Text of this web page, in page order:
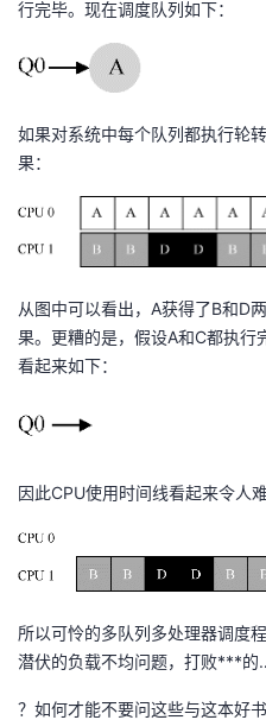
行完毕。现在调度队列如下：
如果对系统中每个队列都执行轮
果：
从图中可以看出，A获得了B和D
果。更糟的是，假设A和C都执行
看起来如下：
因此CPU使用时间线看起来令人难
所以可怜的多队列多处理器调度
潜伏的负载不均问题，打败***
？如何才能不要问这些与这本好